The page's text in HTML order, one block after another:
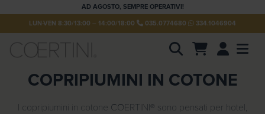
AD AGOSTO, SEMPRE OPERATIVI!
LUN-VEN 8:30/13:00 – 14:00/18:00 035.0774680 334.1046904
Account
COPRIPIUMINI IN COTONE
I copripiumini in cotone COERTINI® sono pensati per hotel,